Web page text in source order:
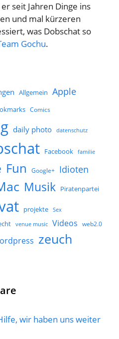
seit Jahren Dinge ins
und mal kürzeren
was Dobschat so
Gochu.
Allgemein Apple
Comics
daily photo datenschutz
Facebook familie
Fun Google+ Idioten
Musik Piratenpartei
projekte Sex
venue music Videos web2.0
zeuch
wir haben uns weiter